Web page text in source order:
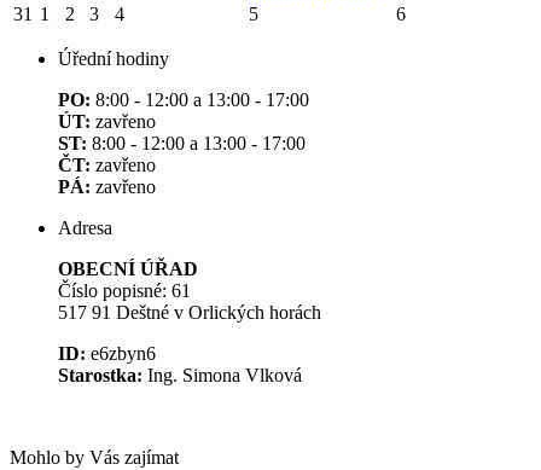
31 1 2 3 4 5 6
Úřední hodiny
PO: 8:00 - 12:00 a 13:00 - 17:00
ÚT: zavřeno
ST: 8:00 - 12:00 a 13:00 - 17:00
ČT: zavřeno
PÁ: zavřeno
Adresa
OBECNÍ ÚŘAD
Číslo popisné: 61
517 91 Deštné v Orlických horách
ID: e6zbyn6
Starostka: Ing. Simona Vlková
Mohlo by Vás zajímat